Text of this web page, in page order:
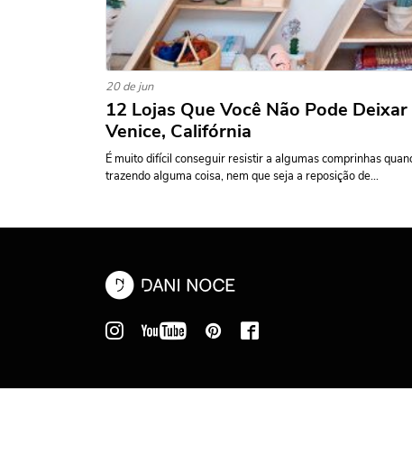
20 de jun
12 Lojas Que Você Não Pode
Venice, Califórnia
É muito difícil conseguir resistir a algumas comprinhas
trazendo alguma coisa, nem que seja a reposição de...